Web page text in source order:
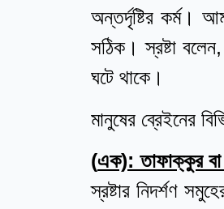
অন্তর্দৃষ্টির কর্ম।
সঠিক। স্রষ্টা
ঘটে থাকে।
মানুষের ব্রেইনের
(এক): তাফাক্কুর বা
স্রষ্টার নিদর্শণ